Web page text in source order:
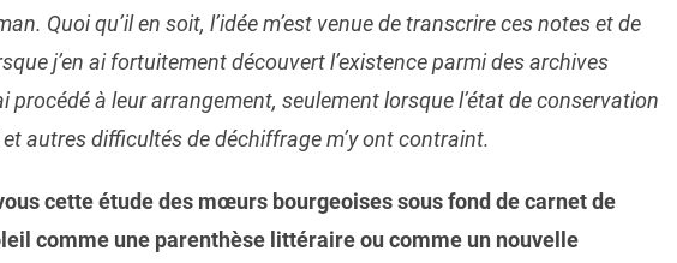
Quoi qu’il en soit, l’idée m’est venue de transcrire ces notes et de
j’en ai fortuitement découvert l’existence parmi des archives
procédé à leur arrangement, seulement lorsque l’état de conservation
autres difficultés de déchiffrage m’y ont contraint.
cette étude des mœurs bourgeoises sous fond de carnet de
comme une parenthèse littéraire ou comme un nouvelle